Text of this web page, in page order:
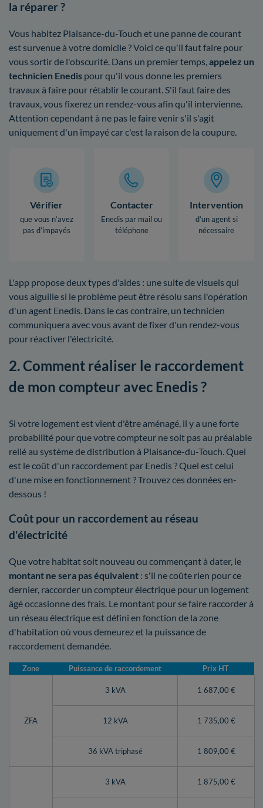
la réparer ?
Vous habitez Plaisance-du-Touch et une panne de courant
est survenue à votre domicile ? Voici ce qu'il faut faire pour
vous sortir de l'obscurité. Dans un premier temps, appelez un
technicien Enedis pour qu'il vous donne les premiers
travaux à faire pour rétablir le courant. S'il faut faire des
travaux, vous fixerez un rendez-vous afin qu'il intervienne.
Attention cependant à ne pas le faire venir s'il s'agit
uniquement d'un impayé car c'est la raison de la coupure.
Vérifier
que vous n’avez
pas d’impayés
Contacter
Enedis par mail ou
téléphone
Intervention
d’un agent si
nécessaire
L'app propose deux types d'aides : une suite de visuels qui
vous aiguille si le problème peut être résolu sans l'opération
d'un agent Enedis. Dans le cas contraire, un technicien
communiquera avec vous avant de fixer d'un rendez-vous
pour réactiver l'électricité.
2. Comment réaliser le raccordement
de mon compteur avec Enedis ?
Si votre logement est vient d'être aménagé, il y a une forte
probabilité pour que votre compteur ne soit pas au préalable
relié au système de distribution à Plaisance-du-Touch. Quel
est le coût d'un raccordement par Enedis ? Quel est celui
d'une mise en fonctionnement ? Trouvez ces données en-
dessous !
Coût pour un raccordement au réseau
d'électricité
Que votre habitat soit nouveau ou commençant à dater, le
montant ne sera pas équivalent : s'il ne coûte rien pour ce
dernier, raccorder un compteur électrique pour un logement
âgé occasionne des frais. Le montant pour se faire raccorder à
un réseau électrique est défini en fonction de la zone
d'habitation où vous demeurez et la puissance de
raccordement demandée.
Zone Puissance de raccordement Prix HT
ZFA
3 kVA 1 687,00 €
12 kVA 1 735,00 €
36 kVA triphasé 1 809,00 €
3 kVA 1 875,00 €